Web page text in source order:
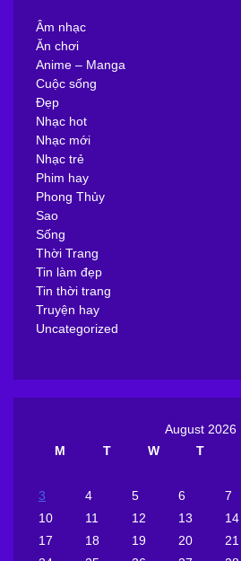
Âm nhạc
Ăn chơi
Anime – Manga
Cuộc sống
Đẹp
Nhạc hot
Nhạc mới
Nhạc trẻ
Phim hay
Phong Thủy
Sao
Sống
Thời Trang
Tin làm đẹp
Tin thời trang
Truyện hay
Uncategorized
August 2026
M
T W T
3
4 5 6 7
10
11 12 13 14
17
18 19 20 21